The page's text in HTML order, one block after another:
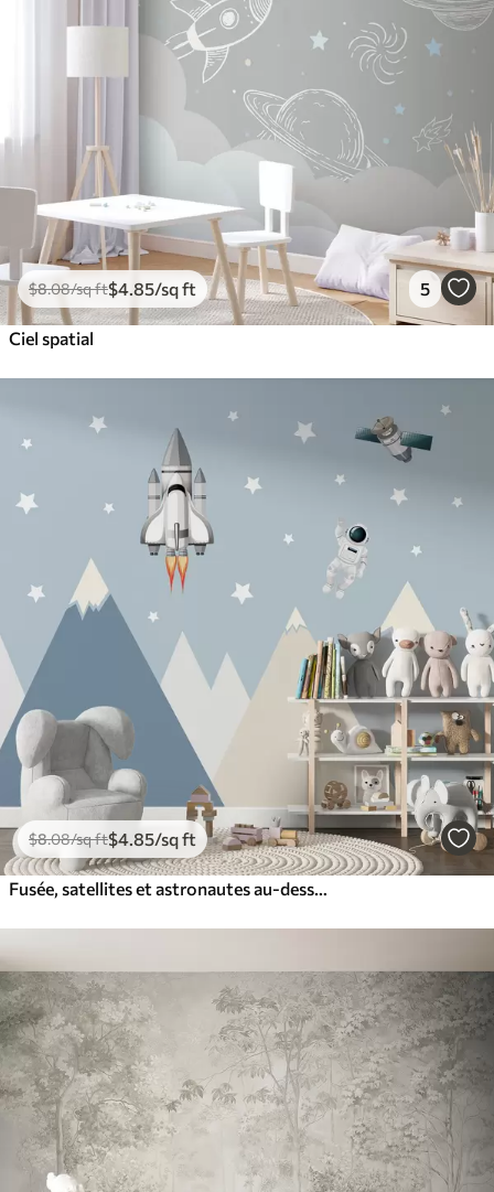
$8.08/sq ft$4.85/sq ft 5
Ciel spatial
$8.08/sq ft$4.85/sq ft
Fusée, satellites et astronautes au-dessus des montagnes